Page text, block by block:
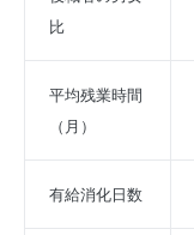
比
平均残業時間
（月）
有給消化日数